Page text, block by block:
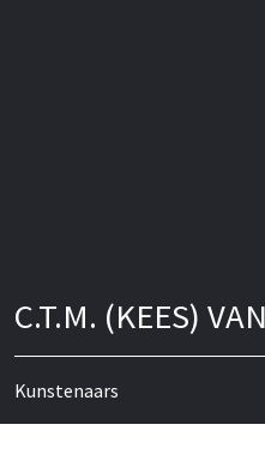
C.T.M. (KEES)
Kunstenaars